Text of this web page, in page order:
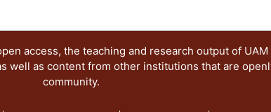
access, the teaching and research output of
well as content from other institutions that are
community.